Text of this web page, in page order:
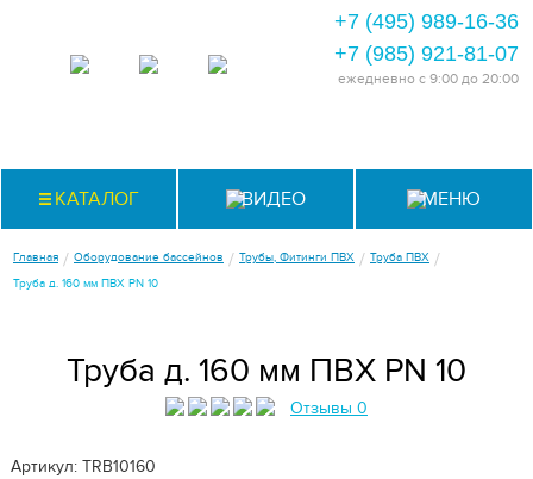
+7 (495) 989-16-36
+7 (985) 921-81-07
ежедневно с 9:00 до 20:00
КАТАЛОГ ВИДЕО МЕНЮ
Главная / Оборудование бассейнов / Трубы, Фитинги ПВХ / Труба ПВХ /
Труба д. 160 мм ПВХ PN 10
Труба д. 160 мм ПВХ PN 10
Отзывы 0
Артикул: TRB10160